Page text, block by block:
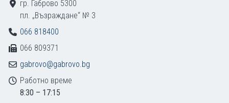
гр. Габрово 5300
пл. „Възраждане“ № 3
066 818400
066 809371
gabrovo@gabrovo.bg
Работно време
8:30 – 17:15